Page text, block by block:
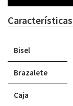
Características
Bisel
Brazalete
Caja